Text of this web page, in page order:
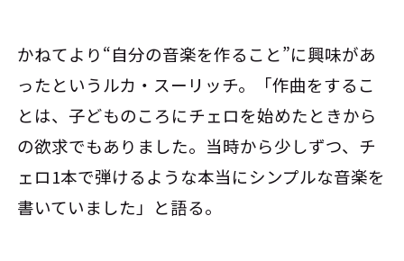
かねてより“自分の音楽を作ること”に興味があ
ったというルカ・スーリッチ。「作曲をするこ
とは、子どものころにチェロを始めたときから
の欲求でもありました。当時から少しずつ、チ
ェロ1本で弾けるような本当にシンプルな音楽を
書いていました」と語る。